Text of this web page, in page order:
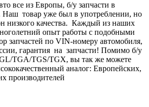
все из Европы, б/у запчасти в
Наш товар уже был в употреблении, но
низкого качества. Каждый из наших
опыт работы с подобными
запчастей по VIN-номеру автомобиля,
гарантия на запчасти! Помимо б/у
TGA/TGS/TGX, вы так же можете
аналог: Европейских,
производителей